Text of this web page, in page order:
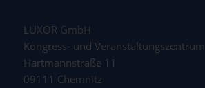
LUXOR GmbH
Kongress- und Veranstaltungszentrum
Hartmannstraße 11
09111 Chemnitz